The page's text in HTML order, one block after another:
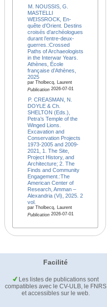
M. NOUSSIS, G.
MASTELLI
WEISSROCK, En-
quête d’Orient. Destins
croisés d’archéologues
durant l’entre-deux-
guerres.:Crossed
Paths of Archaeologists
in the Interwar Years.
Athènes, École
française d’Athènes,
2025
par Tholbecq, Laurent
Publication2026-07-01
P. CREASMAN, N.
DOYLE & Ch.
SHELTON (Eds.),
Petra’s Temple of the
Winged Lions.
Excavation and
Conservation Projects
1973-2005 and 2009-
2021, 1. The Site,
Project History, and
Architecture; 2. The
Finds and Community
Engagement.:The
American Center of
Research, Amman –
Alexandria (Vi), 2025. 2
vol.
par Tholbecq, Laurent
Publication2026-07-01
Facilité
Les listes de publications sont
compatibles avec le CV-ULB, le FNRS
et accessibles sur le web.